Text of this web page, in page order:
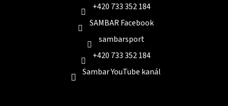
+420 733 352 184
SAMBAR Facebook
sambarsport
+420 733 352 184
Sambar YouTube kanál